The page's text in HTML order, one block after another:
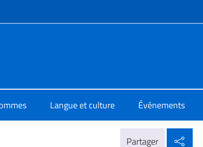
menu
Langue et culture Événements
Partager